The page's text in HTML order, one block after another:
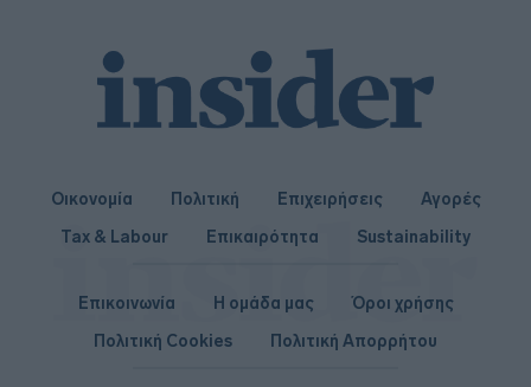
Οικονομία Πολιτική Επιχειρήσεις
Αγορές
Tax & Labour
Επικαιρότητα Sustainability
Επικοινωνία Η ομάδα μας
Όροι χρήσης
Πολιτική Cookies
Πολιτική Απορρήτου